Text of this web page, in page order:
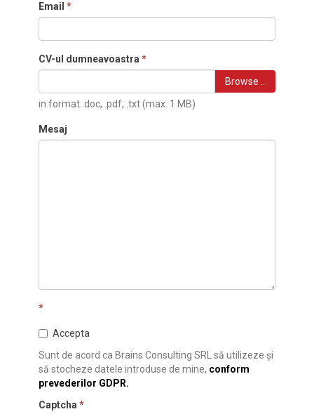
Email *
CV-ul dumneavoastra *
Browse …
in format .doc, .pdf, .txt (max. 1 MB)
Mesaj
*
Accepta
Sunt de acord ca Brains Consulting SRL să utilizeze și
să stocheze datele introduse de mine, conform
prevederilor GDPR.
Captcha *